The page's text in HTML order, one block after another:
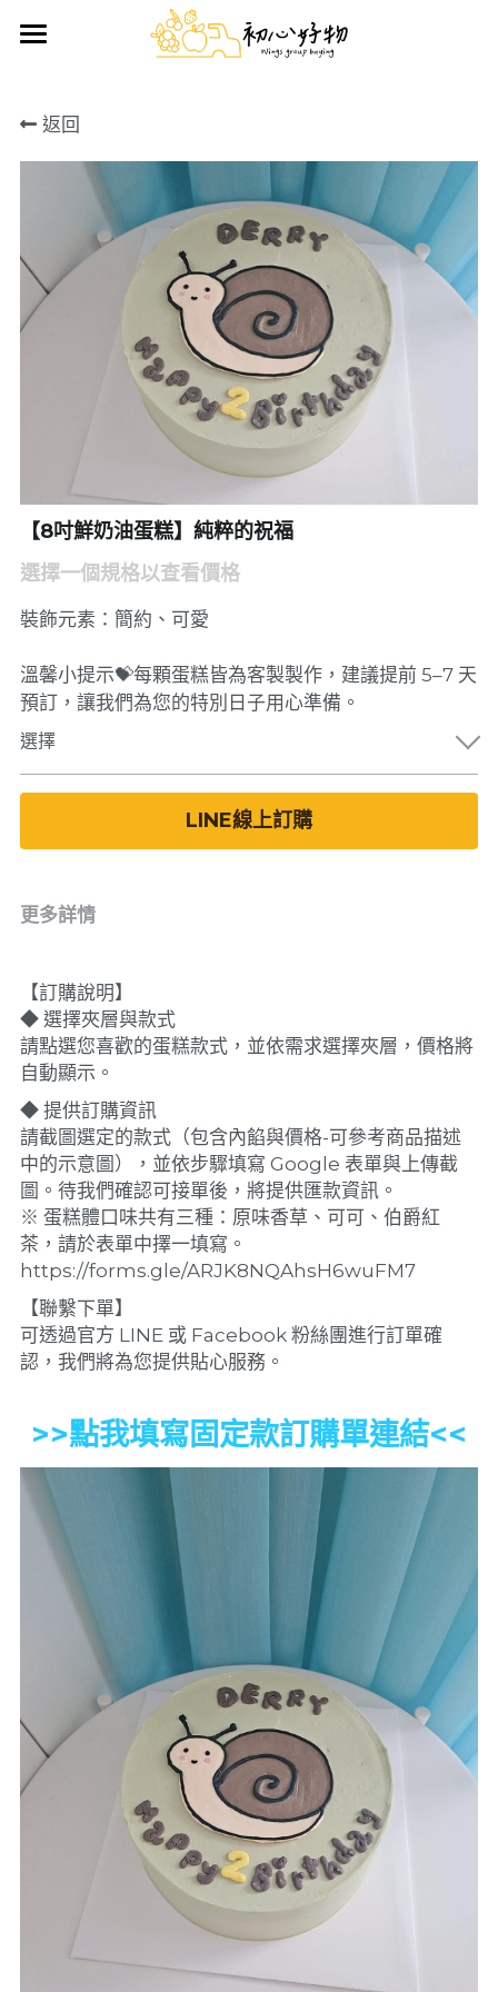
手做蛋糕
好物推薦
日用雜貨
生鮮/熟食/零嘴
鮮果禮盒
前往官方LINE訂購
返回
【8吋鮮奶油蛋糕】純粹的祝福
選擇一個規格以查看價格
裝飾元素：簡約、可愛
溫馨小提示💝每顆蛋糕皆為客製製作，建議提前 5–7 天
預訂，讓我們為您的特別日子用心準備。
選擇
LINE線上訂購
更多詳情
【訂購說明】
◆ 選擇夾層與款式
請點選您喜歡的蛋糕款式，並依需求選擇夾層，價格將
自動顯示。
◆ 提供訂購資訊
請截圖選定的款式（包含內餡與價格-可參考商品描述
中的示意圖），並依步驟填寫 Google 表單與上傳截
圖。待我們確認可接單後，將提供匯款資訊。
※ 蛋糕體口味共有三種：原味香草、可可、伯爵紅
茶，請於表單中擇一填寫。
https://forms.gle/ARJK8NQAhsH6wuFM7
【聯繫下單】
可透過官方 LINE 或 Facebook 粉絲團進行訂單確
認，我們將為您提供貼心服務。
>>點我填寫固定款訂購單連結<<